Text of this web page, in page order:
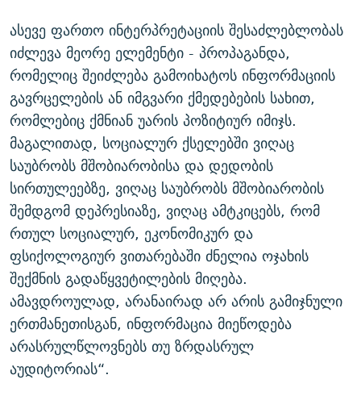
ასევე ფართო ინტერპრეტაციის შესაძლებლობას
იძლევა მეორე ელემენტი - პროპაგანდა,
რომელიც შეიძლება გამოიხატოს ინფორმაციის
გავრცელების ან იმგვარი ქმედებების სახით,
რომლებიც ქმნიან უარის პოზიტიურ იმიჯს.
მაგალითად, სოციალურ ქსელებში ვიღაც
საუბრობს მშობიარობისა და დედობის
სირთულეებზე, ვიღაც საუბრობს მშობიარობის
შემდგომ დეპრესიაზე, ვიღაც ამტკიცებს, რომ
რთულ სოციალურ, ეკონომიკურ და
ფსიქოლოგიურ ვითარებაში ძნელია ოჯახის
შექმნის გადაწყვეტილების მიღება.
ამავდროულად, არანაირად არ არის გამიჯნული
ერთმანეთისგან, ინფორმაცია მიეწოდება
არასრულწლოვნებს თუ ზრდასრულ
აუდიტორიას“.